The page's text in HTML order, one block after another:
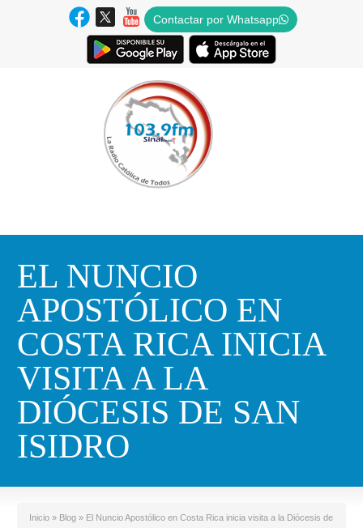
Contactar por Whatsapp
EL NUNCIO
APOSTÓLICO EN
COSTA RICA INICIA
VISITA A LA
DIÓCESIS DE SAN
ISIDRO
Inicio » Blog » El Nuncio Apostólico en Costa Rica inicia visita a la Diócesis de